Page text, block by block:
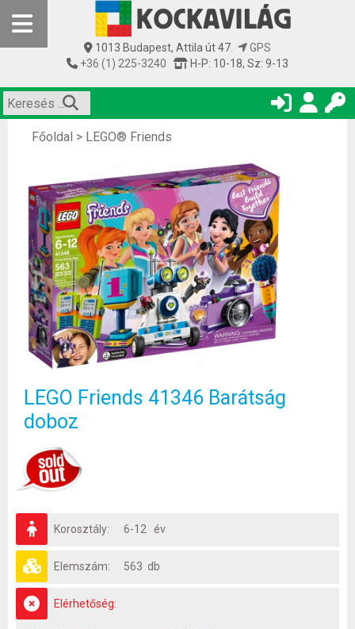
1013 Budapest, Attila út 47.
GPS
+36 (1) 225-3240
H-P: 10-18, Sz: 9-13
Főoldal > LEGO® Friends
LEGO Friends 41346 Barátság
doboz
Korosztály: 6-12 év
Elemszám: 563 db
Elérhetőség: